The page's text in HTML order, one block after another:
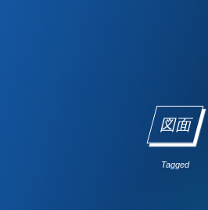
図面
Tagged